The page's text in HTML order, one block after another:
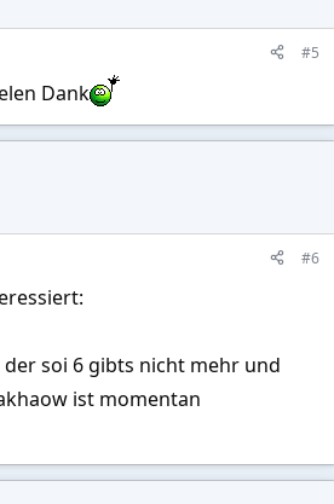
#5
Dank
#6
der soi 6 gibts nicht mehr und
ist momentan